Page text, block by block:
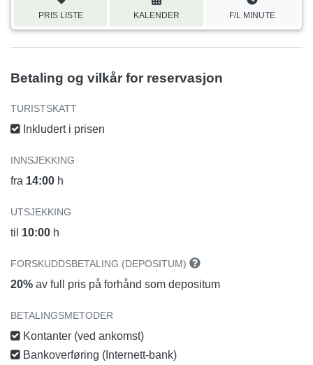
PRIS LISTE KALENDER F/L MINUTE
Betaling og vilkår for reservasjon
TURISTSKATT
Inkludert i prisen
INNSJEKKING
fra 14:00 h
UTSJEKKING
til 10:00 h
FORSKUDDSBETALING (DEPOSITUM)
20% av full pris på forhånd som depositum
BETALINGSMETODER
Kontanter (ved ankomst)
Bankoverføring (Internett-bank)